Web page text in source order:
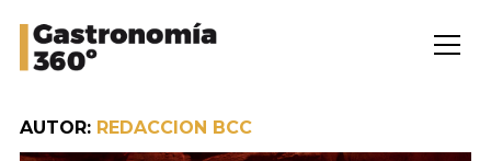
AUTOR: REDACCION BCC